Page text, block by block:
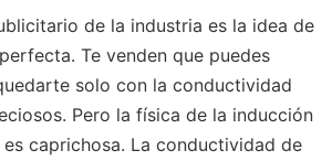
de la industria es la idea de
Te venden que puedes
solo con la conductividad
Pero la física de la inducción
caprichosa. La conductividad de